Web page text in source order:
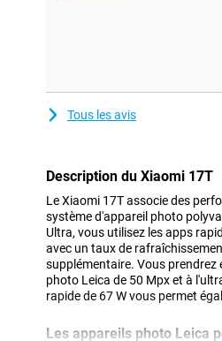
Tous les avis
Description du Xiaomi 17T
Le Xiaomi 17T associe des
système d'appareil photo
Ultra, vous utilisez les apps
avec un taux de
supplémentaire. Vous
photo Leica de 50 Mpx et à
rapide de 67 W vous permet
Les appareils photo Leica